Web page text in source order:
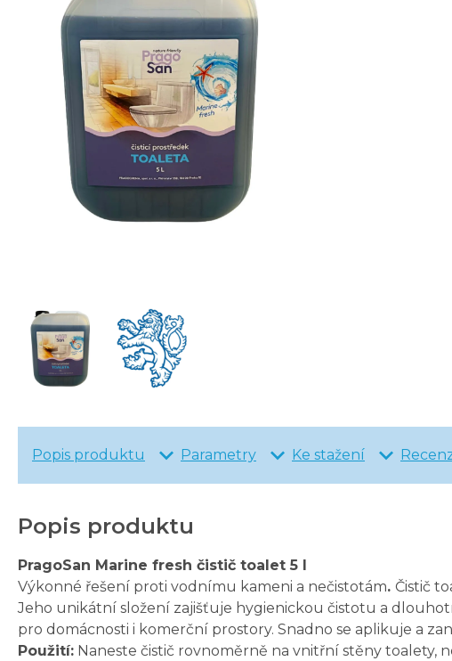
CLEAMEN 370 ECO WC čistič 5 l
LAVON WC čistič Aroma Flowers 5 l
Popis produktu Parametry Ke stažení
Popis produktu
PragoSan Marine fresh čistič toalet 5 l
Výkonné řešení proti vodnímu kameni a nečistotám. Čistič
Jeho unikátní složení zajišťuje hygienickou čistotu a
pro domácnosti i komerční prostory. Snadno se aplikuje a
Použití: Naneste čistič rovnoměrně na vnitřní stěny toalety,